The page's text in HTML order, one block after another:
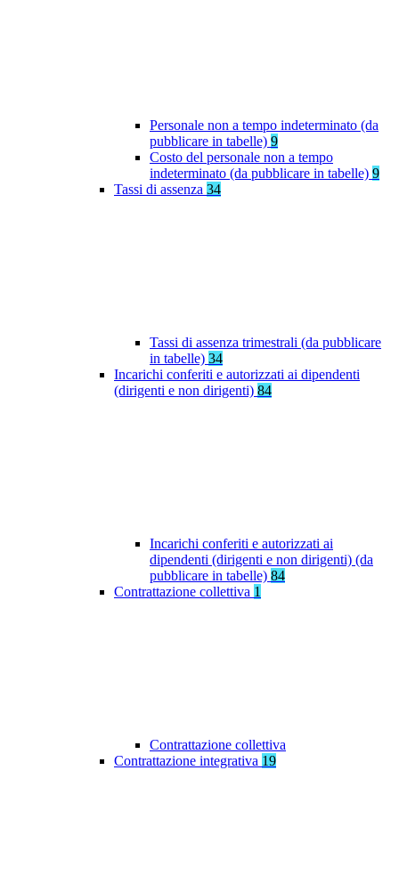
Personale non a tempo indeterminato (da
pubblicare in tabelle) 9
Costo del personale non a tempo
indeterminato (da pubblicare in tabelle) 9
Tassi di assenza 34
Tassi di assenza trimestrali (da pubblicare
in tabelle) 34
Incarichi conferiti e autorizzati ai dipendenti
(dirigenti e non dirigenti) 84
Incarichi conferiti e autorizzati ai
dipendenti (dirigenti e non dirigenti) (da
pubblicare in tabelle) 84
Contrattazione collettiva 1
Contrattazione collettiva
Contrattazione integrativa 19